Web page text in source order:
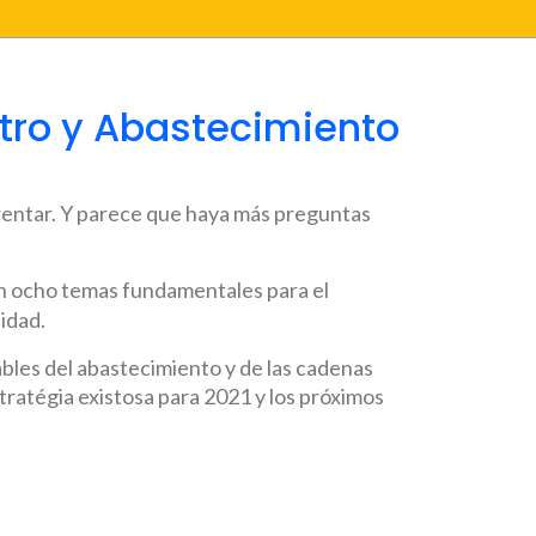
y Abastecimiento
Y parece que haya más preguntas
ocho temas fundamentales para el
del abastecimiento y de las cadenas
existosa para 2021 y los próximos